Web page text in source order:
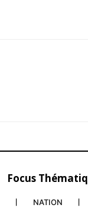
Focus
NATION